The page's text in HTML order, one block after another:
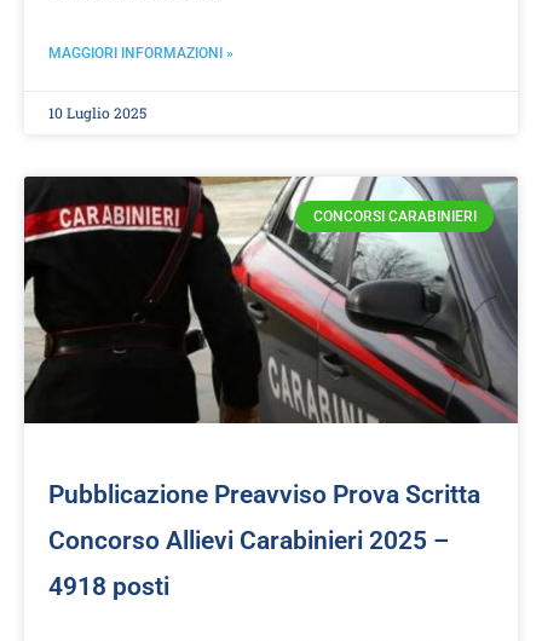
MAGGIORI INFORMAZIONI »
10 Luglio 2025
CONCORSI CARABINIERI
Pubblicazione Preavviso Prova Scritta
Concorso Allievi Carabinieri 2025 –
4918 posti